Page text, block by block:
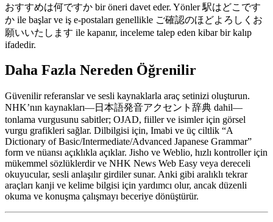
おすすめは何ですか bir öneri davet eder. Yönler 駅はどこです
か ile başlar ve iş e-postaları genellikle ご確認のほどよろしくお
願いいたします ile kapanır, inceleme talep eden kibar bir kalıp
ifadedir.
Daha Fazla Nereden Öğrenilir
Güvenilir referanslar ve sesli kaynaklarla araç setinizi oluşturun.
NHK’nın kaynakları—日本語発音アクセント辞典 dahil—
tonlama vurgusunu sabitler; OJAD, fiiller ve isimler için görsel
vurgu grafikleri sağlar. Dilbilgisi için, Imabi ve üç ciltlik “A
Dictionary of Basic/Intermediate/Advanced Japanese Grammar”
form ve nüansı açıklıkla açıklar. Jisho ve Weblio, hızlı kontroller için
mükemmel sözlüklerdir ve NHK News Web Easy veya dereceli
okuyucular, sesli anlaşılır girdiler sunar. Anki gibi aralıklı tekrar
araçları kanji ve kelime bilgisi için yardımcı olur, ancak düzenli
okuma ve konuşma çalışmayı beceriye dönüştürür.